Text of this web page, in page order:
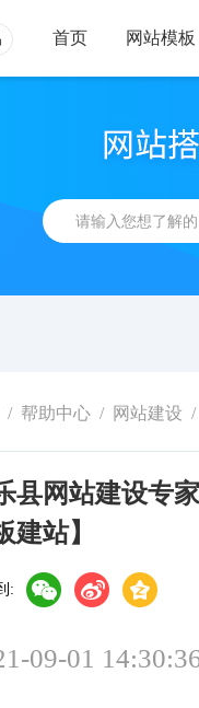
首页 网站模板
/ 帮助中心 / 网站建设 /
县网站建设专
建站】
:
09-01